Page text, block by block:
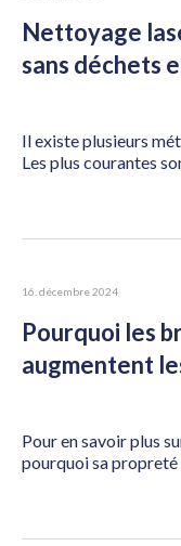
Nettoyage
sans déchets
Il existe plusieurs
Les plus courantes
16. décembre 2024
Pourquoi les
augmentent
Pour en savoir plus
pourquoi sa propreté